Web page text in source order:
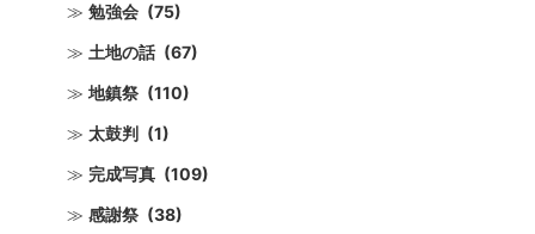
勉強会 (75)
土地の話 (67)
地鎮祭 (110)
太鼓判 (1)
完成写真 (109)
感謝祭 (38)